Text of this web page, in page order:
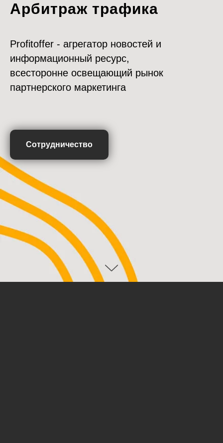
Арбитраж трафика
Profitoffer - агрегатор новостей и
информационный ресурс,
всесторонне освещающий рынок
партнерского маркетинга
Сотрудничество